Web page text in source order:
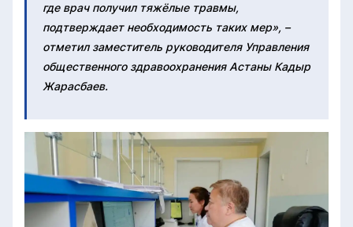
где врач получил тяжёлые травмы,
подтверждает необходимость таких мер», –
отметил заместитель руководителя Управления
общественного здравоохранения Астаны Кадыр
Жарасбаев.